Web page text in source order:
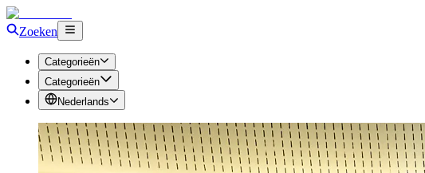
Zoeken
Categorieën
Categorieën
Nederlands